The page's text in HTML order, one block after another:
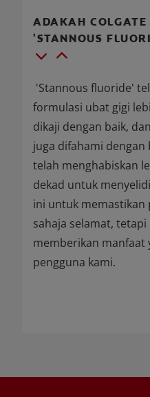
ADAKAH COLGATE
'STANNOUS
'Stannous fluoride'
formulasi ubat gigi
dikaji dengan baik,
juga difahami dengan
telah menghabiskan
dekad untuk
ini untuk memastikan
sahaja selamat,
memberikan manfaat
pengguna kami.